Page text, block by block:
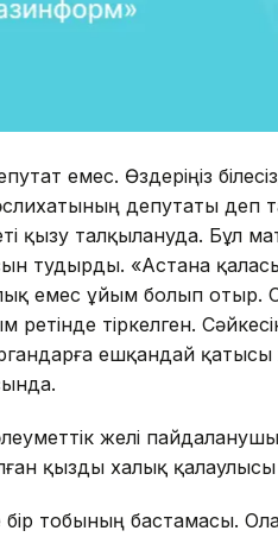
емес. Өздеріңіз
депутаты деп
қызу талқылануда. Бұл
тудырды. «Астана
емес ұйым болып
ретінде тіркелген.
ешқандай
желі
қызды халық
тобының бастамасы.